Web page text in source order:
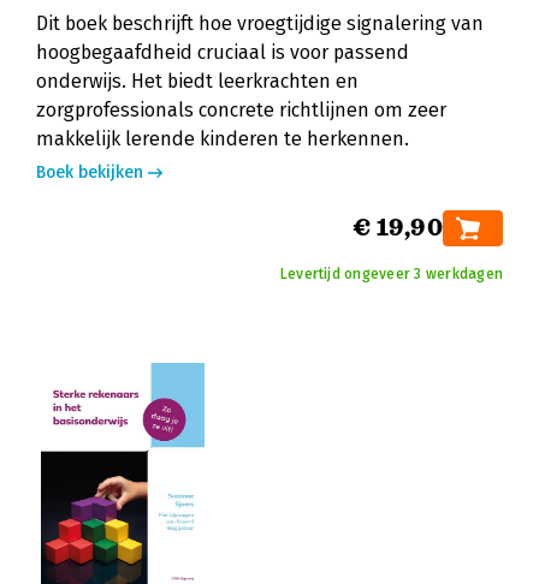
Dit boek beschrijft hoe vroegtijdige signalering van
hoogbegaafdheid cruciaal is voor passend
onderwijs. Het biedt leerkrachten en
zorgprofessionals concrete richtlijnen om zeer
makkelijk lerende kinderen te herkennen.
Boek bekijken
€ 19,90
Levertijd ongeveer 3 werkdagen